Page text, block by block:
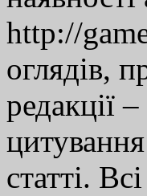
http://
оглядів,
редакції
статті.